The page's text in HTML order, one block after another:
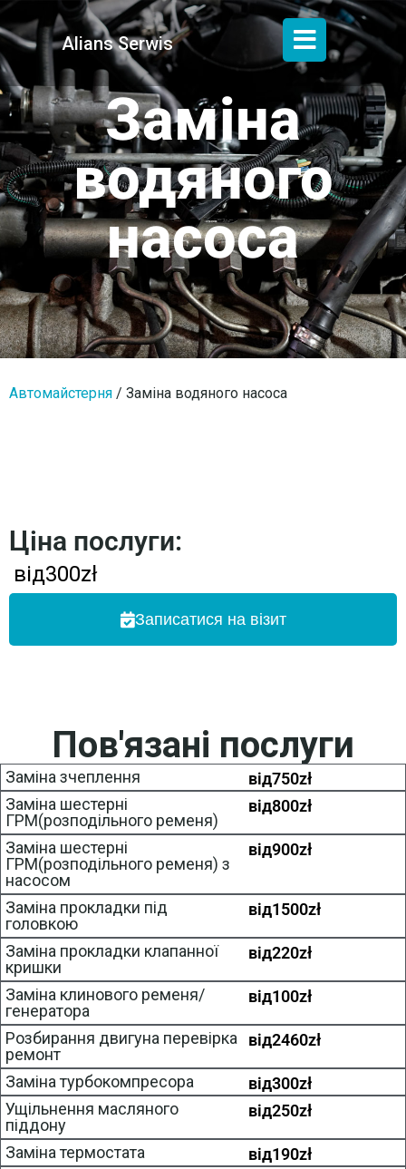
Alians Serwis
Заміна
водяного
насоса
Автомайстерня / Заміна водяного насоса
Ціна послуги:
від300zł
Записатися на візит
Пов'язані послуги
Заміна зчеплення від750zł
Заміна шестерні
ГРМ(розподільного ременя)
від800zł
Заміна шестерні
ГРМ(розподільного ременя) з
насосом
від900zł
Заміна прокладки під
головкою
від1500zł
Заміна прокладки клапанної
кришки
від220zł
Заміна клинового ременя/
генератора
від100zł
Розбирання двигуна перевірка
ремонт
від2460zł
Заміна турбокомпресора від300zł
Ущільнення масляного
піддону
від250zł
Заміна термостата від190zł